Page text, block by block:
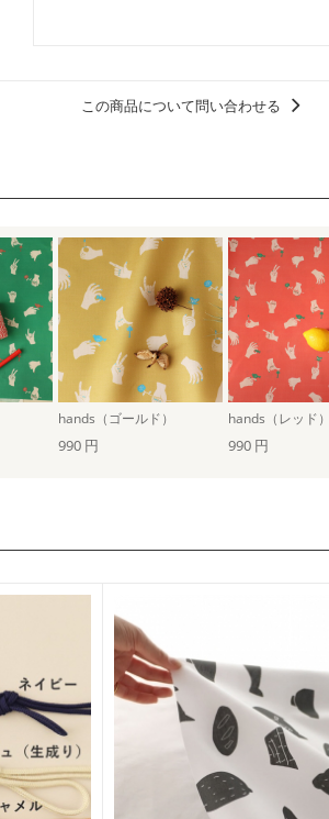
この商品について問い合わせる
hands（ゴールド） hands（レッド）
990 円 990 円